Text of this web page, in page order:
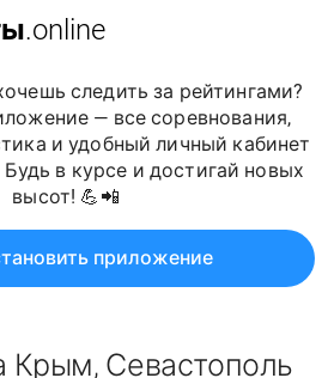
.online
следить за рейтингами?
— все соревнования,
и удобный личный кабинет
в курсе и достигай новых
высот! 💪📲
приложение
Крым, Севастополь